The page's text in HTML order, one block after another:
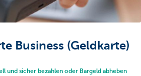
Business (Geldkarte)
und sicher bezahlen oder Bargeld abheben